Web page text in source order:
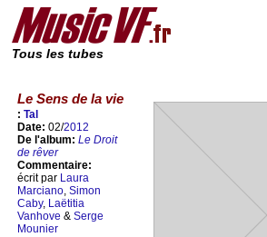
Tous les tubes
Le Sens de la vie
: Tal
Date: 02/2012
De l'album: Le Droit
de rêver
Commentaire:
écrit par Laura
Marciano, Simon
Caby, Laëtitia
Vanhove & Serge
Mounier